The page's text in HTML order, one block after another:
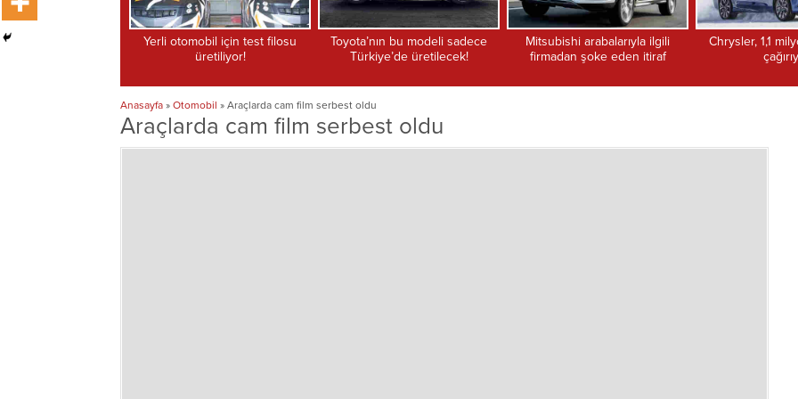
için test filosu
Toyota’nın bu modeli sadece
Türkiye’de üretilecek!
Mitsubishi arabalarıyla ilgili
firmadan şoke eden itiraf
Chrysler, 1,1 milyon aracı geri
çağırıyor
BAKIMLARI
Anasayfa » Otomobil » Araçlarda cam film serbest oldu
Araçlarda cam film serbest oldu